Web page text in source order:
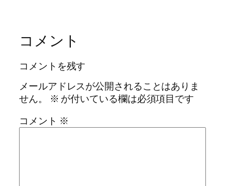
コメント
コメントを残す
メールアドレスが公開されることはありま
せん。
※ が付いている欄は必須項目です
コメント ※